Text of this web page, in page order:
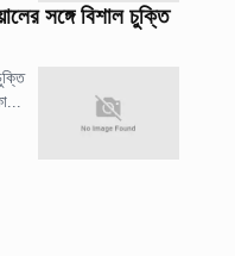
সঙ্গে বিশাল চুক্তি